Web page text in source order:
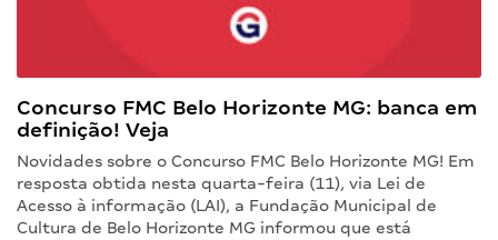
Concurso FMC Belo Horizonte MG: banca em
definição! Veja
Novidades sobre o Concurso FMC Belo Horizonte MG! Em
resposta obtida nesta quarta-feira (11), via Lei de
Acesso à informação (LAI), a Fundação Municipal de
Cultura de Belo Horizonte MG informou que está